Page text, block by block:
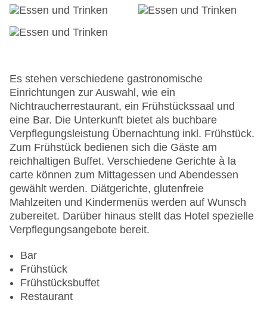
WLAN/WiFi im Hotel
Lift
Zimmerservice: gegen Gebühr
Gesamtanzahl der Stockwerke: 5
Gesamtanzahl der Zimmer: 135
Pools:Indoor Pool, Outdoor Pool
Zahlungsarten: American Express, Diners Club,
EC Maestro, Mastercard, Visa
Landeskategorie: 4 Sterne
Es stehen verschiedene gastronomische
Einrichtungen zur Auswahl, wie ein
Nichtraucherrestaurant, ein Frühstückssaal und
eine Bar. Die Unterkunft bietet als buchbare
Verpflegungsleistung Übernachtung inkl. Frühstück.
Zum Frühstück bedienen sich die Gäste am
reichhaltigen Buffet. Verschiedene Gerichte à la
carte können zum Mittagessen und Abendessen
gewählt werden. Diätgerichte, glutenfreie
Mahlzeiten und Kindermenüs werden auf Wunsch
zubereitet. Darüber hinaus stellt das Hotel spezielle
Verpflegungsangebote bereit.
Bar
Frühstück
Frühstücksbuffet
Restaurant